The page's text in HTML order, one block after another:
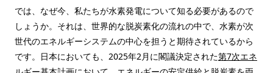
では、なぜ今、私たちが水素発電について知る必要があるので
しょうか。それは、世界的な脱炭素化の流れの中で、水素が次
世代のエネルギーシステムの中心を担うと期待されているから
です。日本においても、2025年2月に閣議決定された第7次エネ